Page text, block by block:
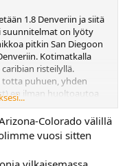
1.8 Denveriin ja siitä
suunnitelmat on lyöty
pitkin San Diegoon
Kotimatkalla
risteilyllä.
totta puhuen, yhden
en ilman huoltoautoa
verta ajamista, ja
mopolla ajella sit
Colorado välillä
vuosi sitten